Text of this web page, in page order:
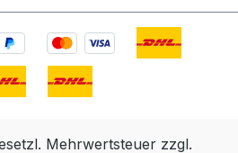
Mehrwertsteuer zzgl.